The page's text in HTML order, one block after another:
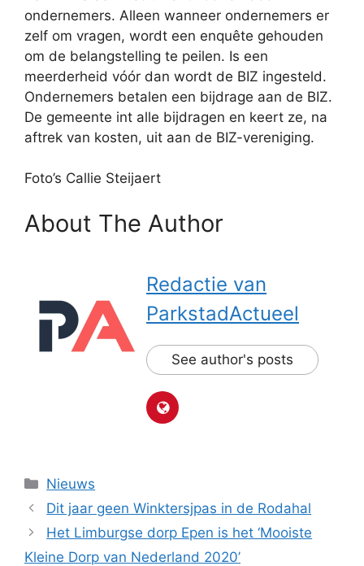
ondernemers. Alleen wanneer ondernemers er
zelf om vragen, wordt een enquête gehouden
om de belangstelling te peilen. Is een
meerderheid vóór dan wordt de BIZ ingesteld.
Ondernemers betalen een bijdrage aan de BIZ.
De gemeente int alle bijdragen en keert ze, na
aftrek van kosten, uit aan de BIZ-vereniging.
Foto’s Callie Steijaert
About The Author
Redactie van
ParkstadActueel
See author's posts
Categorieën
Nieuws
Dit jaar geen Winktersjpas in de Rodahal
Het Limburgse dorp Epen is het ‘Mooiste
Kleine Dorp van Nederland 2020’